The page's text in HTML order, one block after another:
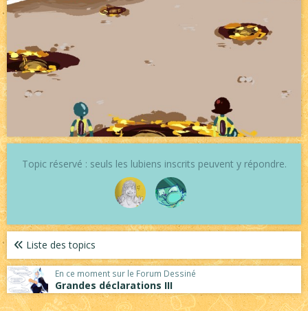
Topic réservé : seuls les lubiens inscrits peuvent y répondre.
Liste des topics
En ce moment sur le Forum Dessiné
Grandes déclarations III